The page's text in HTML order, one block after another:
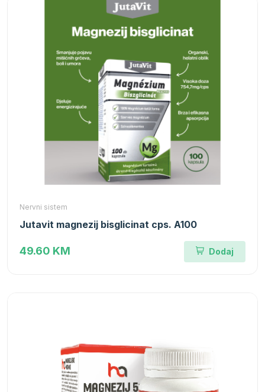
Nervni sistem
Jutavit magnezij bisglicinat cps. A100
49.60 KM Dodaj